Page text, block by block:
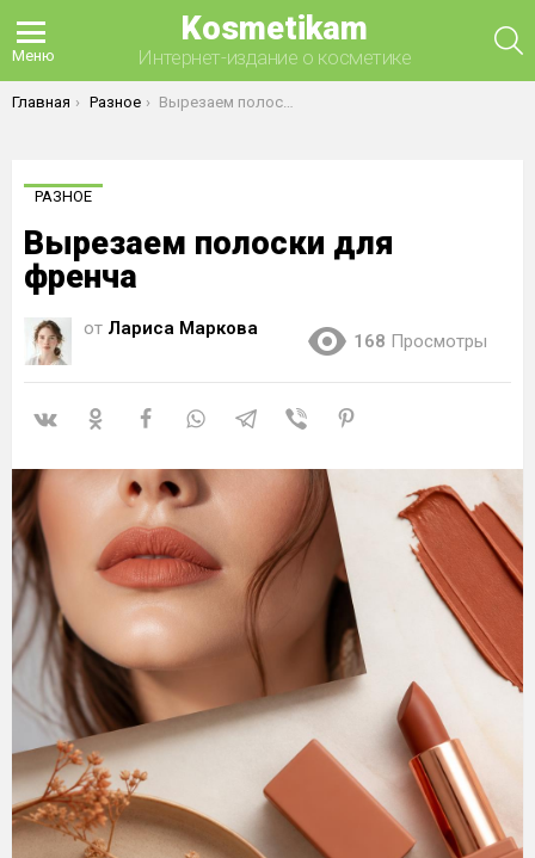
Меню
Kosmetikam
Интернет-издание о косметике
Вы здесь:
Главная Разное Вырезаем полоски для френча
РАЗНОЕ
Вырезаем полоски для
френча
от Лариса Маркова
168 Просмотры